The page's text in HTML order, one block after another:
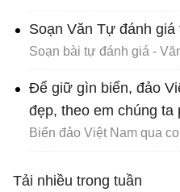
Soạn Văn Tự đánh
Soạn bài tự đánh giá -
Để giữ gìn biển, đảo
đẹp, theo em chúng ta
Biển đảo Việt Nam qua
Tải nhiều trong tuần